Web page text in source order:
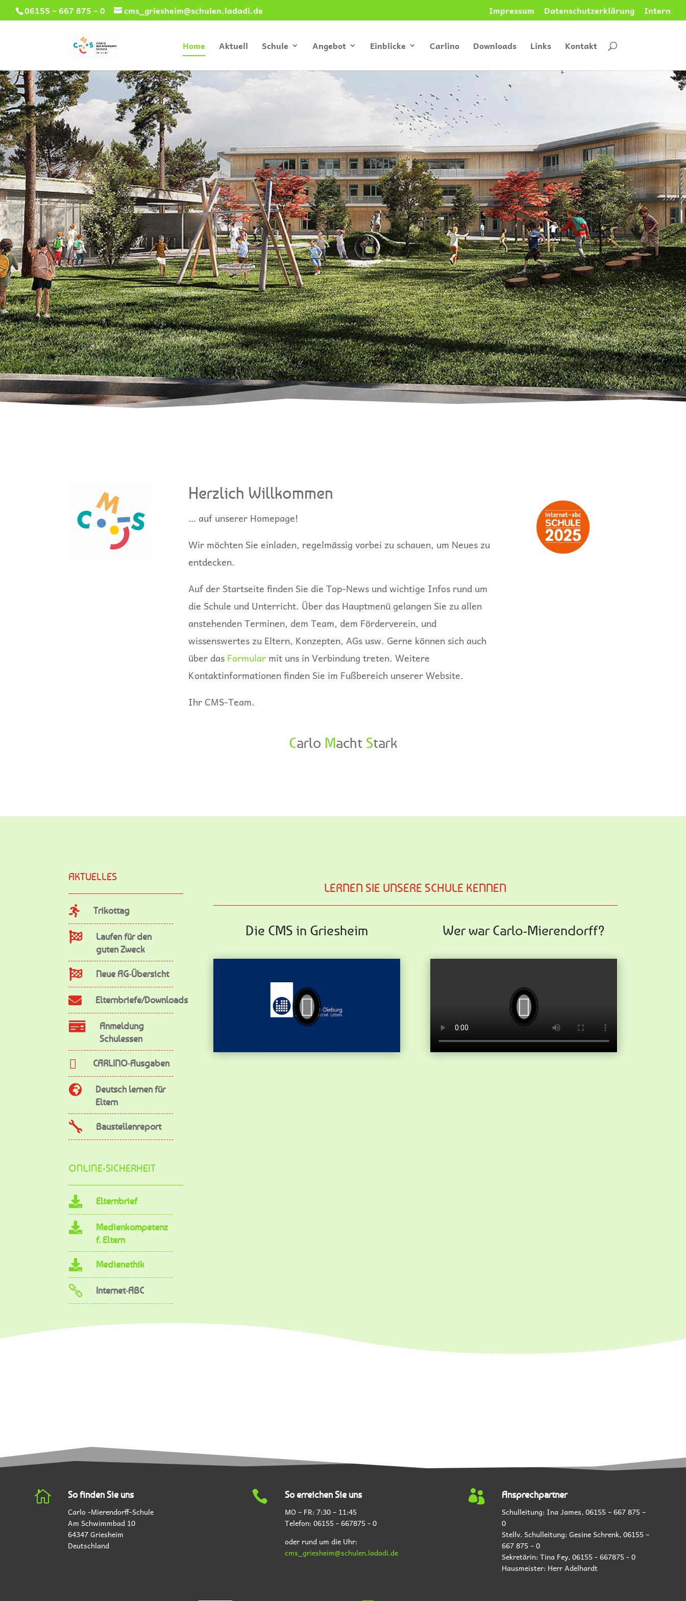
06155 – 667 875 – 0 cms_griesheim@schulen.ladadi.de Impressum Datenschutzerklärung Intern
Home Aktuell Schule Angebot Einblicke Carlino Downloads Links Kontakt
Herzlich Willkommen
… auf unserer Homepage!
Wir möchten Sie einladen, regelmässig vorbei zu schauen, um Neues zu
entdecken.
Auf der Startseite finden Sie die Top-News und wichtige Infos rund um
die Schule und Unterricht. Über das Hauptmenü gelangen Sie zu allen
anstehenden Terminen, dem Team, dem Förderverein, und
wissenswertes zu Eltern, Konzepten, AGs usw. Gerne können sich auch
über das Formular mit uns in Verbindung treten. Weitere
Kontaktinformationen finden Sie im Fußbereich unserer Website.
Ihr CMS-Team.
Carlo Macht Stark
AKTUELLES
 Trikottag

Laufen für den
guten Zweck
 Neue AG-Übersicht
 Elternbriefe/Downloads

Anmeldung
Schulessen
 CARLINO-Ausgaben

Deutsch lernen für
Eltern
 Baustellenreport
ONLINE-SICHERHEIT
 Elternbrief

Medienkompetenz
f. Eltern
 Medienethik
 Internet-ABC
LERNEN SIE UNSERE SCHULE KENNEN
Die CMS in Griesheim Wer war Carlo-Mierendorff?

So finden Sie uns
Carlo -Mierendorff-Schule
Am Schwimmbad 10
64347 Griesheim
Deutschland

So erreichen Sie uns
MO – FR: 7:30 – 11:45
Telefon: 06155 - 667875 - 0
oder rund um die Uhr:
cms_griesheim@schulen.ladadi.de

Ansprechpartner
Schulleitung: Ina James,06155 – 667 875 –
0
Stellv. Schulleitung: Gesine Schrenk,06155 –
667 875 – 0
Sekretärin: Tina Fey,06155 - 667875 - 0
Hausmeister: Herr Adelhardt